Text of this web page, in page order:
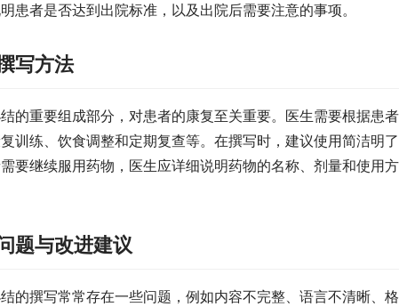
患者是否达到出院标准，以及出院后需要注意的事项。
写方法
的重要组成部分，对患者的康复至关重要。医生需要根据患
训练、饮食调整和定期复查等。在撰写时，建议使用简洁明
要继续服用药物，医生应详细说明药物的名称、剂量和使用
题与改进建议
的撰写常常存在一些问题，例如内容不完整、语言不清晰、